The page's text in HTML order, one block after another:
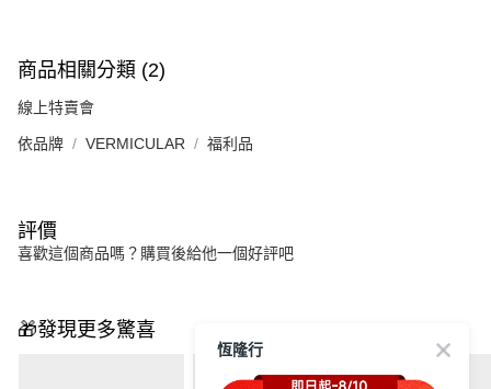
商品相關分類 (2)
線上特賣會
依品牌 VERMICULAR 福利品
評價
喜歡這個商品嗎？購買後給他一個好評吧
🎁發現更多驚喜
恆隆行